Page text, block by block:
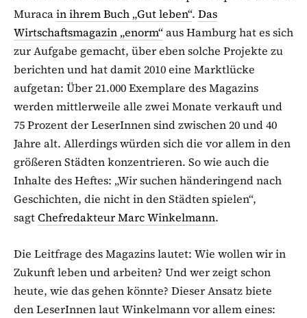
Muracain ihrem Buch „Gut leben“. Das
Wirtschaftsmagazin „enorm“aus Hamburg hat es sich
zur Aufgabe gemacht, über eben solche Projekte zu
berichten und hat damit 2010 eine Marktlücke
aufgetan: Über 21.000 Exemplare des Magazins
werden mittlerweile alle zwei Monate verkauft und
75 Prozent der LeserInnen sind zwischen 20 und 40
Jahre alt. Allerdings würden sich die vor allem in den
größeren Städten konzentrieren. So wie auch die
Inhalte des Heftes: „Wir suchen händeringend nach
Geschichten, die nicht in den Städten spielen“,
sagtChefredakteur Marc Winkelmann.
Die Leitfrage des Magazins lautet: Wie wollen wir in
Zukunft leben und arbeiten? Und wer zeigt schon
heute, wie das gehen könnte? Dieser Ansatz biete
den LeserInnen laut Winkelmann vor allem eines: